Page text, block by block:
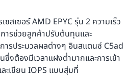
สเซอร์ AMD EPYC รุ่น 2 ความเร็ว
ารช่วยลูกค้าปรับต้นทุนและ
ารประมวลผลต่างๆ อินสแตนซ์ C5ad
ต้องมีเวลาแฝงต่ำมากและการเข้า
ะเขียน IOPS แบบสุ่มที่